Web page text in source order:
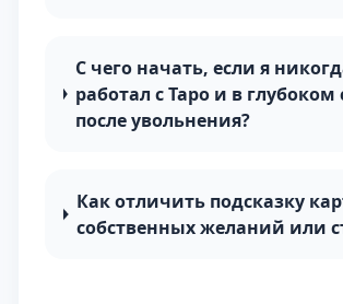
С чего начать, если я
работал с Таро и в глубоком
после увольнения?
Как отличить подсказку
собственных желаний или